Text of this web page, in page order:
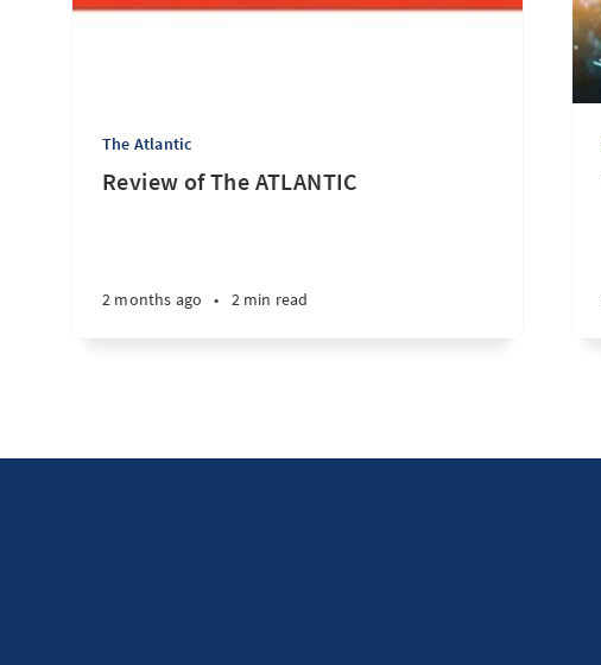
The Atlantic
Review of The ATLANTIC
2 months ago • 2 min read